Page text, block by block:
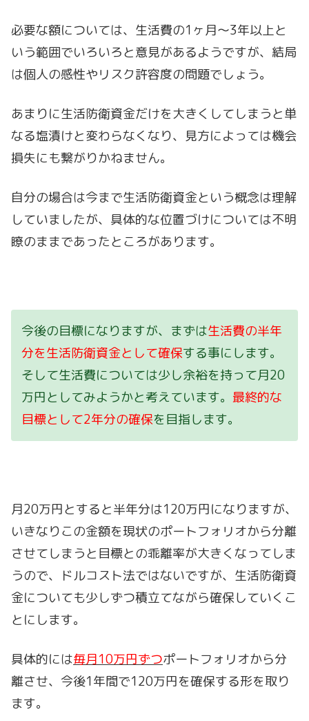
必要な額については、生活費の1ヶ月～3年以上と
いう範囲でいろいろと意見があるようですが、結局
は個人の感性やリスク許容度の問題でしょう。
あまりに生活防衛資金だけを大きくしてしまうと単
なる塩漬けと変わらなくなり、見方によっては機会
損失にも繋がりかねません。
自分の場合は今まで生活防衛資金という概念は理解
していましたが、具体的な位置づけについては不明
瞭のままであったところがあります。
今後の目標になりますが、まずは生活費の半年
分を生活防衛資金として確保する事にします。
そして生活費については少し余裕を持って月20
万円としてみようかと考えています。 最終的な
目標として2年分の確保を目指します。
月20万円とすると半年分は120万円になりますが、
いきなりこの金額を現状のポートフォリオから分離
させてしまうと目標との乖離率が大きくなってしま
うので、ドルコスト法ではないですが、生活防衛資
金についても少しずつ積立てながら確保していくこ
とにします。
具体的には毎月10万円ずつポートフォリオから分
離させ、今後1年間で120万円を確保する形を取り
ます。